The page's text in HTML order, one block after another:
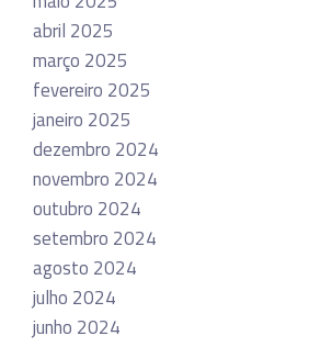
abril 2025
março 2025
fevereiro 2025
janeiro 2025
dezembro 2024
novembro 2024
outubro 2024
setembro 2024
agosto 2024
julho 2024
junho 2024